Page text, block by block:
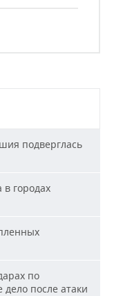
подверглась
городах
по
после атаки